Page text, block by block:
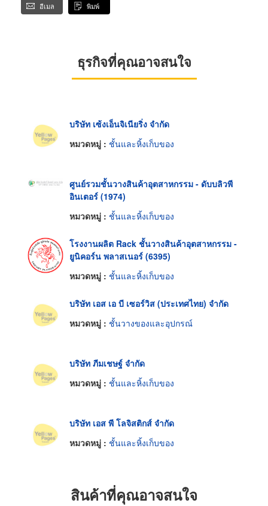
อีเมล พิมพ์
ธุรกิจที่คุณอาจสนใจ
บริษัท เซ้งเอ็นจิเนียริ่ง จำกัด
หมวดหมู่ : ชั้นและหิ้งเก็บของ
ศูนย์รวมชั้นวางสินค้าอุตสาหกรรม - ดับบลิวพี
อินเตอร์ (1974)
หมวดหมู่ : ชั้นและหิ้งเก็บของ
โรงงานผลิต Rack ชั้นวางสินค้าอุตสาหกรรม -
ยูนิคอร์น พลาสเนอร์ (6395)
หมวดหมู่ : ชั้นและหิ้งเก็บของ
บริษัท เอส เอ บี เซอร์วิส (ประเทศไทย) จำกัด
หมวดหมู่ : ชั้นวางของและอุปกรณ์
บริษัท ภีมเชษฐ์ จำกัด
หมวดหมู่ : ชั้นและหิ้งเก็บของ
บริษัท เอส พี โลจิสติกส์ จำกัด
หมวดหมู่ : ชั้นและหิ้งเก็บของ
สินค้าที่คุณอาจสนใจ